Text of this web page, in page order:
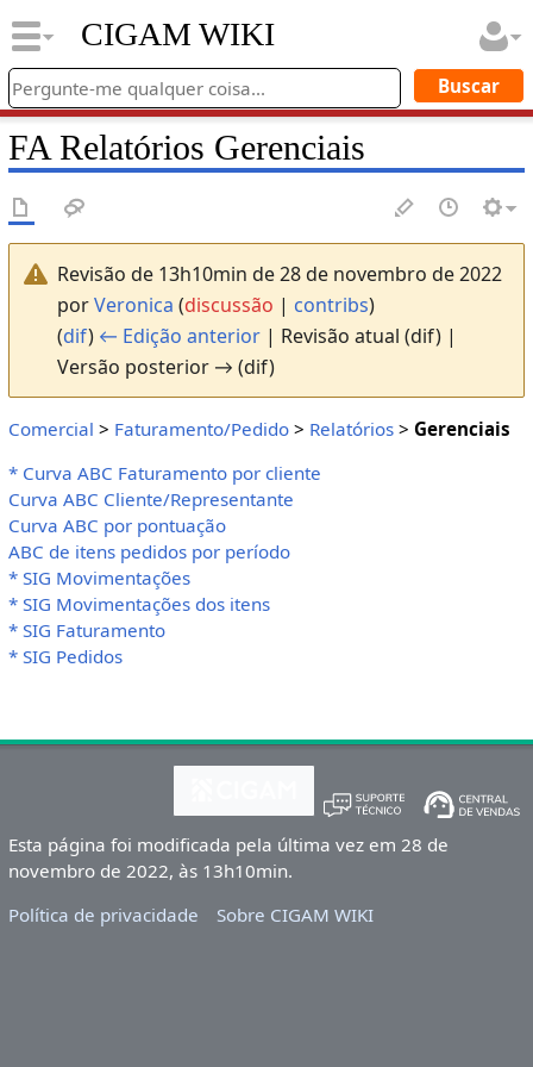
CIGAM WIKI
FA Relatórios Gerenciais
Revisão de 13h10min de 28 de novembro de 2022
porVeronica (discussão | contribs)
(dif) ← Edição anterior| Revisão atual (dif) |
Versão posterior → (dif)
Comercial > Faturamento/Pedido> Relatórios> Gerenciais
* Curva ABC Faturamento por cliente
Curva ABC Cliente/Representante
Curva ABC por pontuação
ABC de itens pedidos por período
* SIG Movimentações
* SIG Movimentações dos itens
* SIG Faturamento
* SIG Pedidos
Esta página foi modificada pela última vez em 28 de
novembro de 2022, às 13h10min.
Política de privacidade
Sobre CIGAM WIKI